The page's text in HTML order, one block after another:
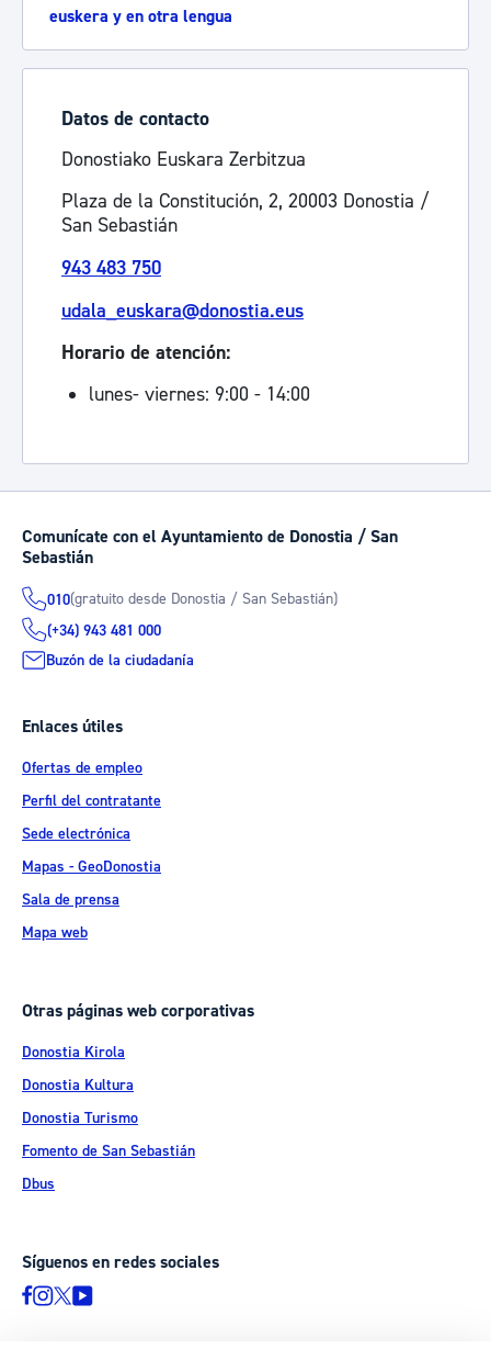
euskera y en otra lengua
Datos de contacto
Donostiako Euskara Zerbitzua
Plaza de la Constitución, 2, 20003 Donostia /
San Sebastián
943 483 750
udala_euskara@donostia.eus
Horario de atención:
lunes- viernes: 9:00 - 14:00
Comunícate con el Ayuntamiento de Donostia / San
Sebastián
010(gratuito desde Donostia / San Sebastián)
(+34) 943 481 000
Buzón de la ciudadanía
Enlaces útiles
Ofertas de empleo
Perfil del contratante
Sede electrónica
Mapas - GeoDonostia
Sala de prensa
Mapa web
Otras páginas web corporativas
Donostia Kirola
Donostia Kultura
Donostia Turismo
Fomento de San Sebastián
Dbus
Síguenos en redes sociales